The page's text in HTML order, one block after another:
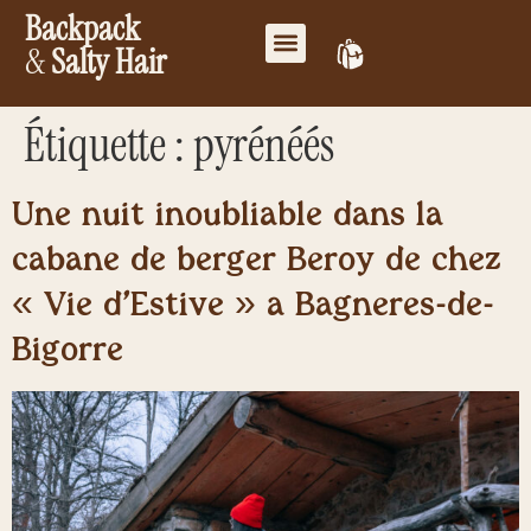
Backpack
&Salty Hair
Étiquette :pyrénéés
Une nuit inoubliable dans la
cabane de berger Beroy de chez
« Vie d’Estive » à Bagnères-de-
Bigorre